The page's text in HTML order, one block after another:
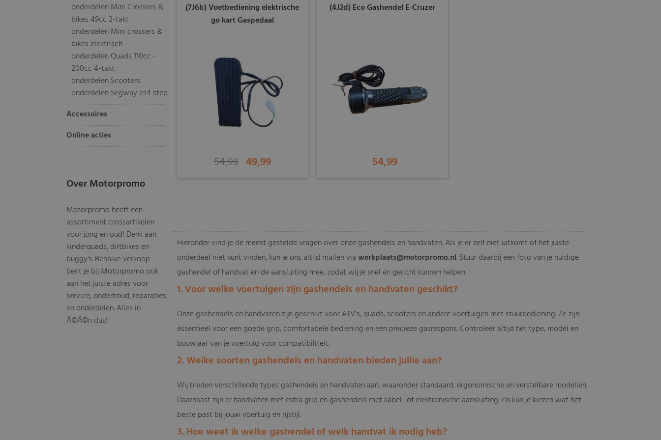
onderdelen Mini Crossers &
bikes 49cc 2-takt
onderdelen Mini crossers &
bikes elektrisch
onderdelen Quads 110cc -
200cc 4-takt
onderdelen Scooters
onderdelen Segway es4 step
Accessoires
Online acties
Over Motorpromo
Motorpromo heeft een
assortiment crossartikelen
voor jong en oud! Denk aan
kinderquads, dirtbikes en
buggy's. Behalve verkoop
bent je bij Motorpromo ook
aan het juiste adres voor
service, onderhoud, reparaties
en onderdelen. Alles in
Ã©Ã©n dus!
(7J6b) Voetbediening elektrische
go kart Gaspedaal
54,99 49,99
(4J2d) Eco Gashendel E-Cruzer
54,99
Hieronder vind je de meest gestelde vragen over onze gashendels en handvaten. Als je er zelf niet uitkomt of het juiste
onderdeel niet kunt vinden, kun je ons altijd mailen viawerkplaats@motorpromo.nl. Stuur daarbij een foto van je huidige
gashendel of handvat en de aansluiting mee, zodat wij je snel en gericht kunnen helpen.
1. Voor welke voertuigen zijn gashendels en handvaten geschikt?
Onze gashendels en handvaten zijn geschikt voor ATV’s, quads, scooters en andere voertuigen met stuurbediening. Ze zijn
essentieel voor een goede grip, comfortabele bediening en een precieze gasrespons. Controleer altijd het type, model en
bouwjaar van je voertuig voor compatibiliteit.
2. Welke soorten gashendels en handvaten bieden jullie aan?
Wij bieden verschillende types gashendels en handvaten aan, waaronder standaard, ergonomische en verstelbare modellen.
Daarnaast zijn er handvaten met extra grip en gashendels met kabel- of elektronische aansluiting. Zo kun je kiezen wat het
beste past bij jouw voertuig en rijstijl.
3. Hoe weet ik welke gashendel of welk handvat ik nodig heb?